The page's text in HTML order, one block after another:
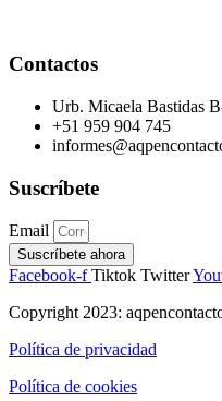
Contactos
Urb. Micaela Bastidas
+51 959 904 745
Suscríbete
Email
Suscríbete ahora
Facebook-f Tiktok Twitter
Copyright 2023:
Política de privacidad
Política de cookies